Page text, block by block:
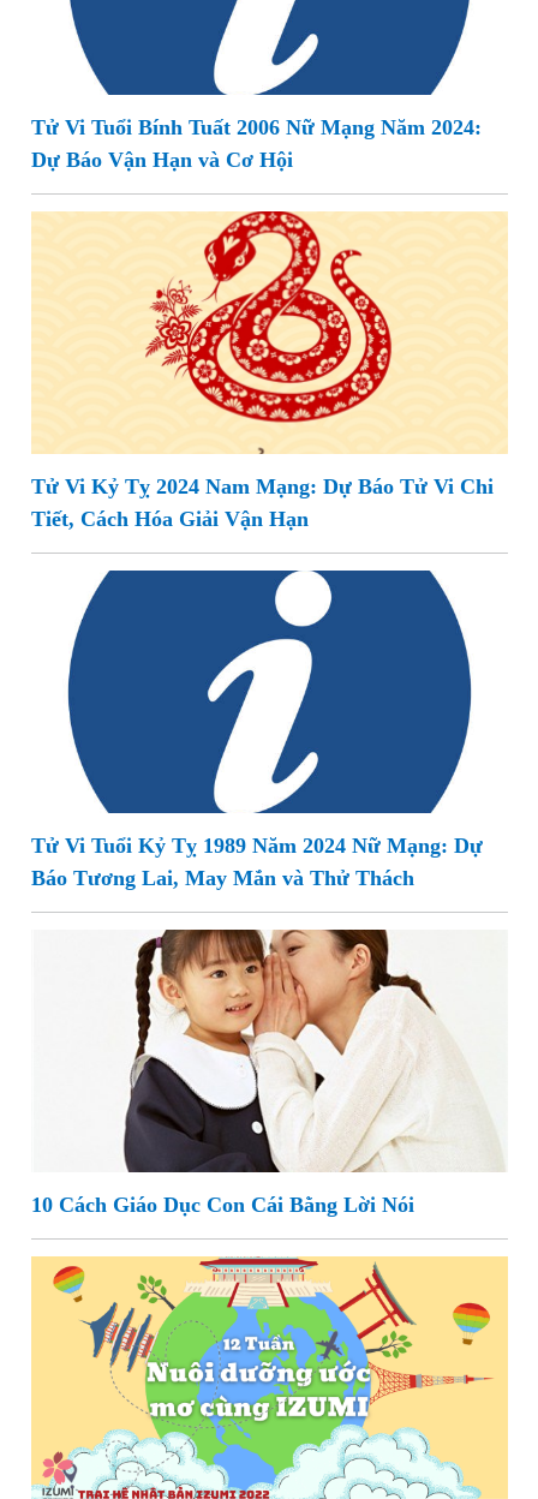
Tử Vi Tuổi Bính Tuất 2006 Nữ Mạng Năm 2024:
Dự Báo Vận Hạn và Cơ Hội
Tử Vi Kỷ Tỵ 2024 Nam Mạng: Dự Báo Tử Vi Chi
Tiết, Cách Hóa Giải Vận Hạn
Tử Vi Tuổi Kỷ Tỵ 1989 Năm 2024 Nữ Mạng: Dự
Báo Tương Lai, May Mắn và Thử Thách
10 Cách Giáo Dục Con Cái Bằng Lời Nói